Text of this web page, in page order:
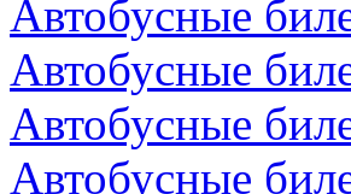
Автобусные
Автобусные
Автобусные
Автобусные